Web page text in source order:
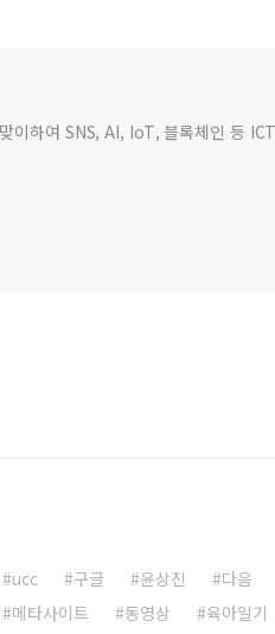
이하여 SNS, AI, IoT, 블록체인 등
ucc 구글 윤상진 다음
메타사이트 동영상 육아일기